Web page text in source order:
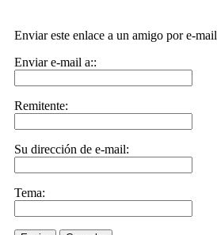
Enviar este enlace a un amigo por e-mail
Enviar e-mail a::
Remitente:
Su dirección de e-mail:
Tema: